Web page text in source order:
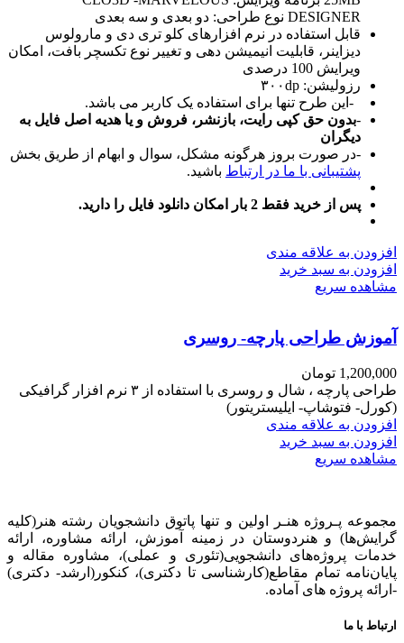
DESIGNER نوع طراحی: دو بعدی و سه بعدی
قابل استفاده در نرم افزارهای کلو تری دی و مارولوس
دیزاینر، قابلیت انیمیشن دهی و تغییر نوع تکسچر بافت، امکان
ویرایش 100 درصدی
رزولیشن: ۳۰۰dp
-این طرح تنها برای استفاده یک کاربر می باشد.
-بدون حق کپی رایت، بازنشر، فروش و یا هدیه اصل فایل به
دیگران
-در صورت بروز هرگونه مشکل، سوال و ابهام از طریق بخش
پشتیبانی با ما در ارتباط باشید.
پس از خرید فقط 2 بار امکان دانلود فایل را دارید.
افزودن به علاقه مندی
افزودن به سبد خرید
مشاهده سریع
آموزش طراحی پارچه- روسری
1,200,000 تومان
طراحی پارچه ، شال و روسری با استفاده از ۳ نرم افزار گرافیکی
(کورل- فتوشاپ- ایلیستریتور)
افزودن به علاقه مندی
افزودن به سبد خرید
مشاهده سریع
مجموعه پـروژه‌ هنـر اولین و تنها پاتوق دانشجویان رشته هنر(کلیه
گرایش‌ها) و هنردوستان در زمینه آموزش، ارائه‌ مشاوره‌، ارائه
خدمات پروژه‌های‌ دانشجویی(تئوری و عملی)، مشاوره مقاله و
پایان‌نامه تمام مقاطع(کارشناسی تا دکتری)، کنکور(ارشد- دکتری)
-ارائه پروژه های آماده.
ارتباط با ما